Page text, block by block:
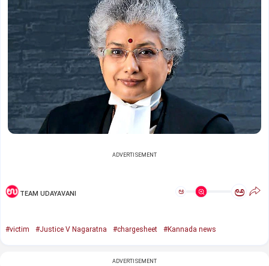
ADVERTISEMENT
TEAM UDAYAVANI ಅ ಅ
#victim #Justice V Nagaratna #chargesheet #Kannada news
ADVERTISEMENT